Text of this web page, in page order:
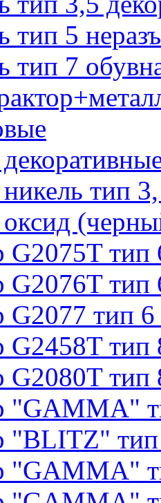
тип 5
тип 7
тип
G2075T тип
G2076T тип
G2077 тип 6
G2458T тип
G2080T тип
"GAMMA"
"BLITZ"
"GAMMA"